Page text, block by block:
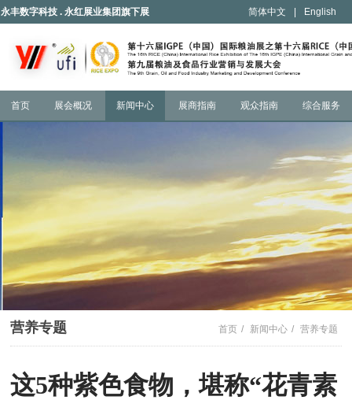
永丰数字科技 . 永红展业集团旗下展 简体中文 English
首页 展会概况 新闻中心 展商指南 观众指南 综合服务
营养专题 首页 / 新闻中心 / 营养专题
这5种紫色食物，堪称“花青素